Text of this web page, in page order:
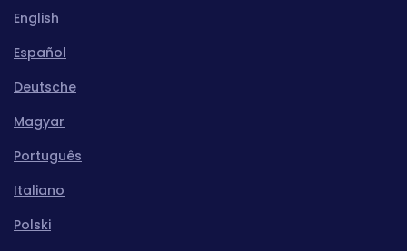
English
Español
Deutsche
Magyar
Português
Italiano
Polski